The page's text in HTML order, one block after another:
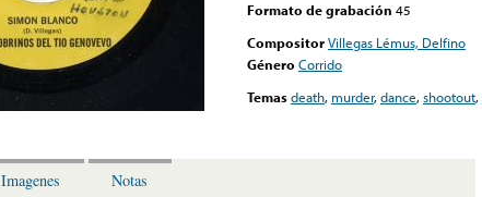
Formato de grabación 45
CompositorVillegas Lémus, Delfino
Género Corrido
Temasdeath, murder,dance,shootout,
Imagenes Notas